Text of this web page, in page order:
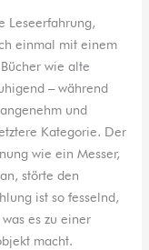
Leseerfahrung,
einmal mit einem
wie alte
– während
und
Kategorie. Der
wie ein Messer,
störte den
ist so fesselnd,
es zu einer
macht.